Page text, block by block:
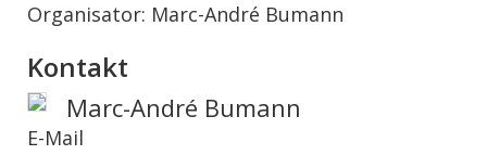
Organisator: Marc-André Bumann
Kontakt
Marc-André Bumann
E-Mail